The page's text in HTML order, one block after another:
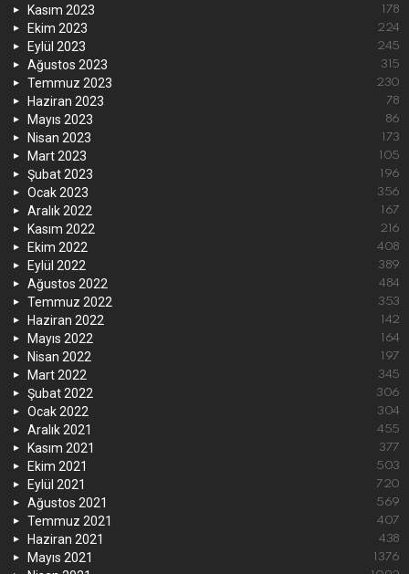
Kasım 2023 178
Ekim 2023 224
Eylül 2023 245
Ağustos 2023 315
Temmuz 2023 230
Haziran 2023 78
Mayıs 2023 86
Nisan 2023 173
Mart 2023 105
Şubat 2023 196
Ocak 2023 356
Aralık 2022 167
Kasım 2022 216
Ekim 2022 408
Eylül 2022 389
Ağustos 2022 484
Temmuz 2022 353
Haziran 2022 142
Mayıs 2022 164
Nisan 2022 197
Mart 2022 345
Şubat 2022 306
Ocak 2022 304
Aralık 2021 455
Kasım 2021 377
Ekim 2021 503
Eylül 2021 720
Ağustos 2021 569
Temmuz 2021 407
Haziran 2021 438
Mayıs 2021 1376